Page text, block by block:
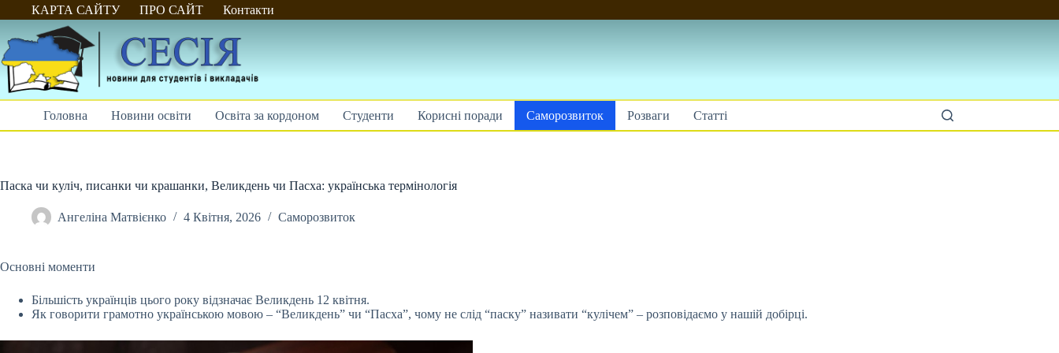
Перейти
до
КАРТА САЙТУ ПРО САЙТ Контакти
Головна Новини освіти Освіта за кордоном Студенти Корисні поради Саморозвиток Розваги Статті
Паска чи куліч, писанки чи крашанки, Великдень чи Пасха: українська термінологія
Ангеліна Матвієнко 4 Квітня, 2026 Саморозвиток
Основні моменти
Більшість українців цього року відзначає Великдень 12 квітня.
Як говорити грамотно українською мовою – “Великдень” чи “Пасха”, чому не слід “паску” називати “кулічем” – розповідаємо у нашій добірці.